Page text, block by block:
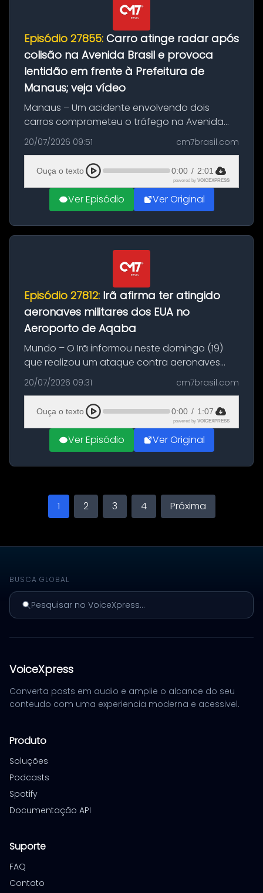
Episódio 27855: Carro atinge radar após
colisão na Avenida Brasil e provoca
lentidão em frente à Prefeitura de
Manaus; veja vídeo
Manaus – Um acidente envolvendo dois
carros comprometeu o tráfego na Avenida
Brasil durante a manhã desta segunda-feira
(20), em frente ao complexo da Prefeitura de
Manaus, na Zona Oeste. A batida ter...
20/07/2026 09:51 cm7brasil.com
Ouça o texto 0:00 / 2:01
powered by VOICEXPRESS
Ver Episódio Ver Original
Episódio 27812: Irã afirma ter atingido
aeronaves militares dos EUA no
Aeroporto de Aqaba
Mundo – O Irã informou neste domingo (19)
que realizou um ataque contra aeronaves
militares dos Estados Unidos estacionadas no
Aeroporto de Aqaba, na Jordânia, durante a
21ª fase da Operação Nasr 2. A...
20/07/2026 09:31 cm7brasil.com
Ouça o texto 0:00 / 1:07
powered by VOICEXPRESS
Ver Episódio Ver Original
1 2 3 4 Próxima
BUSCA GLOBAL
Pesquisar no VoiceXpress...
VoiceXpress
Converta posts em audio e amplie o alcance do seu
conteudo com uma experiencia moderna e acessivel.
Produto
Soluções
Podcasts
Spotify
Documentação API
Suporte
FAQ
Contato